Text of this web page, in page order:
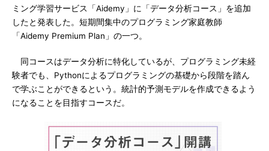
ミング学習サービス「Aidemy」に「データ分析コース」を追加
したと発表した。短期間集中のプログラミング家庭教師
「Aidemy Premium Plan」の一つ。
同コースはデータ分析に特化しているが、プログラミング未経
験者でも、Pythonによるプログラミングの基礎から段階を踏ん
で学ぶことができるという。統計的予測モデルを作成できるよう
になることを目指すコースだ。